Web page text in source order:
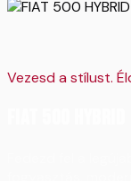
Vezesd a stílust.